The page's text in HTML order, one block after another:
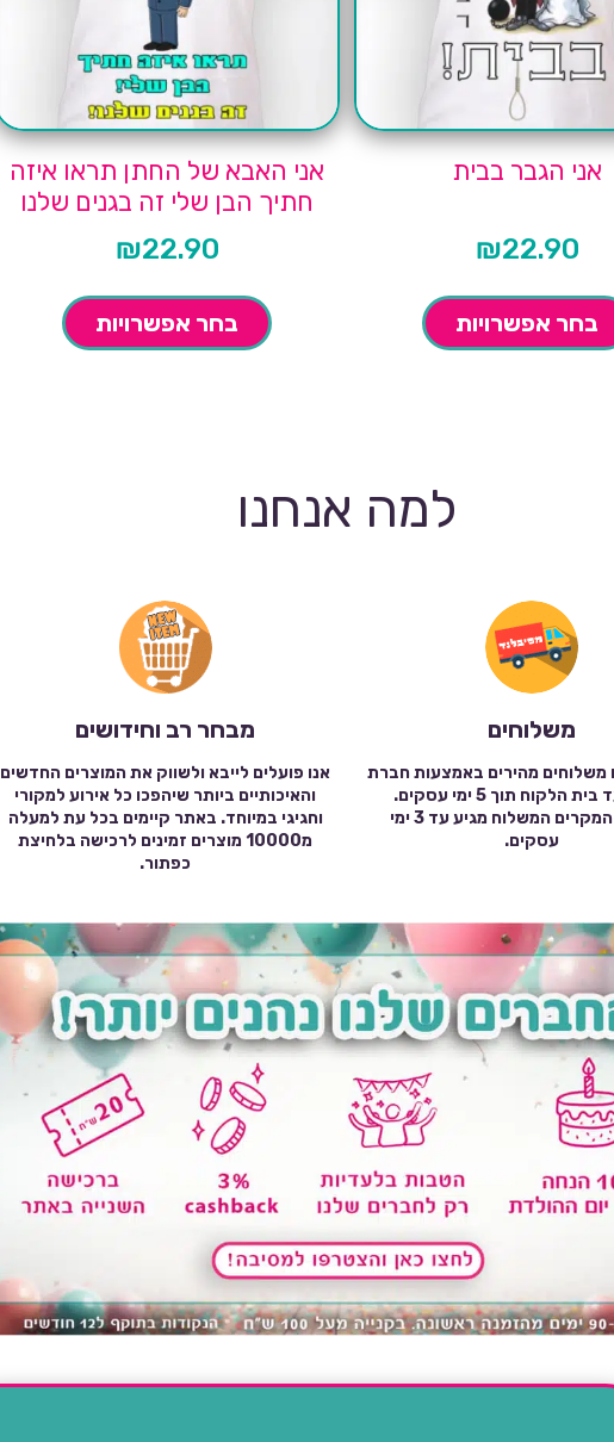
אני הגבר בבית
₪22.90
בחר אפשרויות
אני האבא של החתן תראו איזה
חתיך הבן שלי זה בגנים שלנו
₪22.90
בחר אפשרויות
למה אנחנו
משלוחים
משלוחים מהירים באמצעות חברת
שילוח עד בית הלקוח תוך 5 ימי עסקים.
במרבית המקרים המשלוח מגיע עד 3 ימי
עסקים.
מבחר רב וחידושים
אנו פועלים לייבא ולשווק את המוצרים החדשים
והאיכותיים ביותר שיהפכו כל אירוע למקורי
וחגיגי במיוחד. באתר קיימים בכל עת למעלה
מ10000 מוצרים זמינים לרכישה בלחיצת
כפתור.